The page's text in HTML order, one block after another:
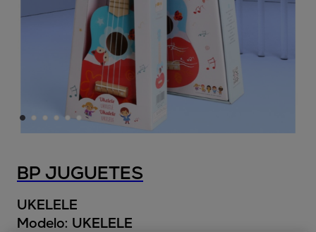
BP JUGUETES
UKELELE
Modelo: UKELELE